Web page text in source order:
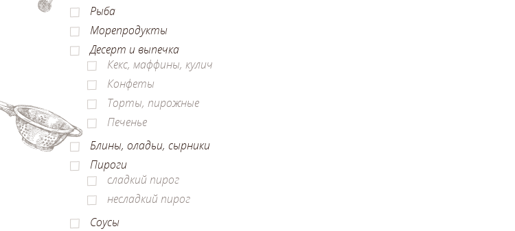
Рыба
Морепродукты
Десерт и выпечка
Кекс, маффины, кулич
Конфеты
Торты, пирожные
Печенье
Блины, оладьи, сырники
Пироги
сладкий пирог
несладкий пирог
Соусы